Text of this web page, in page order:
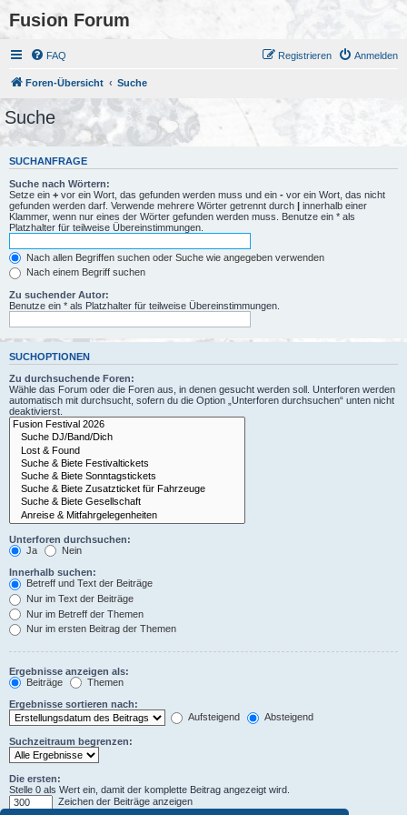
Fusion Forum
FAQ Anmelden
Registrieren
Foren-Übersicht Suche
Suche
SUCHANFRAGE
Suche nach Wörtern:
Setze ein + vor ein Wort, das gefunden werden muss und ein - vor ein Wort, das nicht
gefunden werden darf. Verwende mehrere Wörter getrennt durch | innerhalb einer
Klammer, wenn nur eines der Wörter gefunden werden muss. Benutze ein * als
Platzhalter für teilweise Übereinstimmungen.
Nach allen Begriffen suchen oder Suche wie angegeben verwenden
Nach einem Begriff suchen
Zu suchender Autor:
Benutze ein * als Platzhalter für teilweise Übereinstimmungen.
SUCHOPTIONEN
Zu durchsuchende Foren:
Wähle das Forum oder die Foren aus, in denen gesucht werden soll. Unterforen werden
automatisch mit durchsucht, sofern du die Option „Unterforen durchsuchen“ unten nicht
deaktivierst.
Unterforen durchsuchen:
Ja
Nein
Innerhalb suchen:
Betreff und Text der Beiträge
Nur im Text der Beiträge
Nur im Betreff der Themen
Nur im ersten Beitrag der Themen
Ergebnisse anzeigen als:
Beiträge
Themen
Ergebnisse sortieren nach:
Aufsteigend
Absteigend
Suchzeitraum begrenzen:
Die ersten:
Stelle 0 als Wert ein, damit der komplette Beitrag angezeigt wird.
Zeichen der Beiträge anzeigen